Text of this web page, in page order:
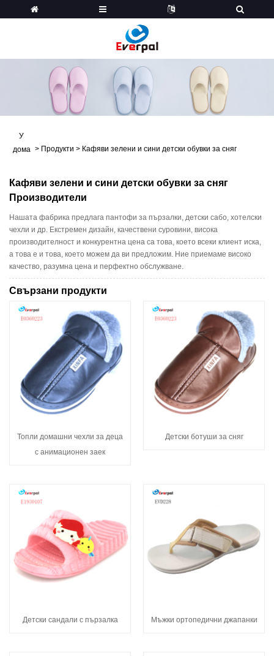
У
дома > Продукти > Кафяви зелени и сини детски обувки за сняг
Кафяви зелени и сини детски обувки за сняг
Производители
Нашата фабрика предлага пантофи за пързалки, детски сабо, хотелски
чехли и др. Екстремен дизайн, качествени суровини, висока
производителност и конкурентна цена са това, което всеки клиент иска,
а това е и това, което можем да ви предложим. Ние приемаме високо
качество, разумна цена и перфектно обслужване.
Свързани продукти
Топли домашни чехли за деца
с анимационен заек
Детски ботуши за сняг
Детски сандали с пързалка Мъжки ортопедични джапанки